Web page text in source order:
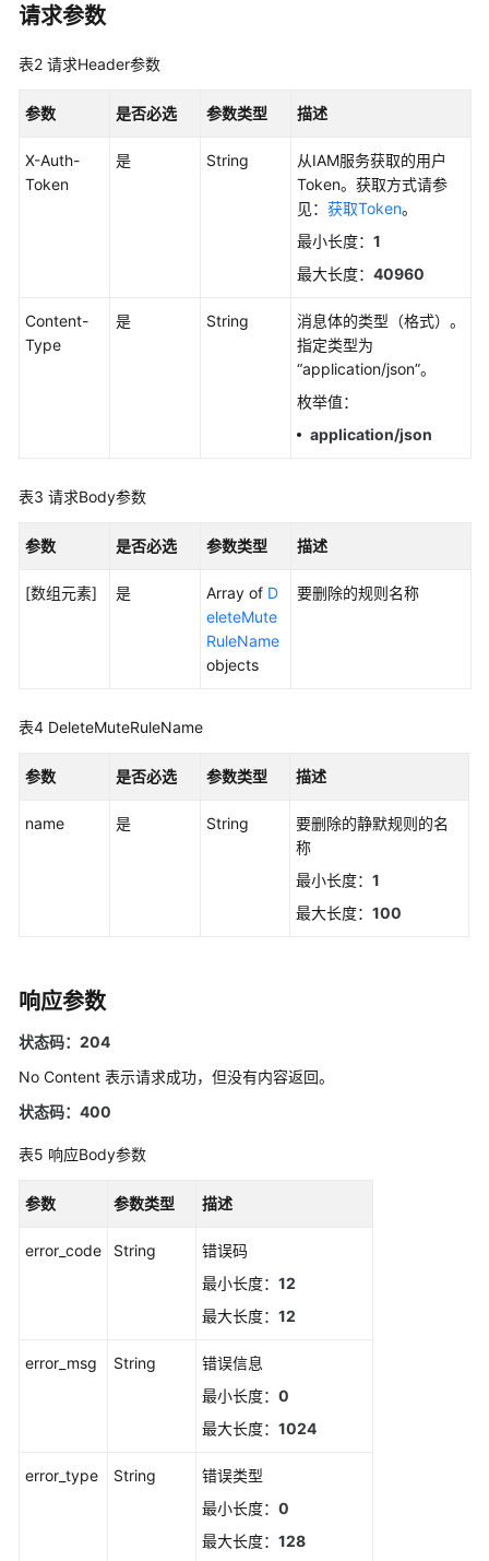
参
参
考
题
AOM
1.0
文
档
用
（1.0）
用
指
南
（吉
坡
隆
使
请求参数
表2 请求Header参数
参数 是否必选 参数类型 描述
X-Auth-
Token
是 String
从IAM服务获取的用户
Token。获取方式请参
见： 获取Token。
最小长度： 1
最大长度： 40960
Content-
Type
是 String
消息体的类型（格式）。
指定类型为
“application/json”。
枚举值：
application/json
表3 请求Body参数
参数 是否必选 参数类型 描述
[数组元素] 是 Array of D
eleteMute
RuleName
objects
要删除的规则名称
表4 DeleteMuteRuleName
参数 是否必选 参数类型 描述
name 是 String
要删除的静默规则的名
称
最小长度： 1
最大长度： 100
响应参数
状态码：204
No Content 表示请求成功，但没有内容返回。
状态码：400
表5 响应Body参数
参数 参数类型 描述
error_code String
错误码
最小长度： 12
最大长度： 12
error_msg String
错误信息
最小长度： 0
最大长度： 1024
error_type String
错误类型
最小长度： 0
最大长度： 128